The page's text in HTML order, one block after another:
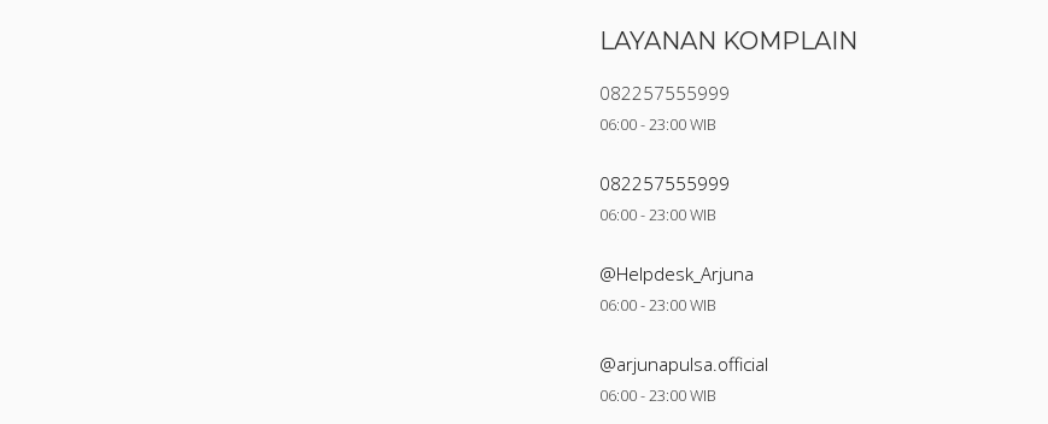
LAYANAN KOMPLAIN
082257555999
06:00 - 23:00 WIB
082257555999
06:00 - 23:00 WIB
@Helpdesk_Arjuna
06:00 - 23:00 WIB
@arjunapulsa.official
06:00 - 23:00 WIB